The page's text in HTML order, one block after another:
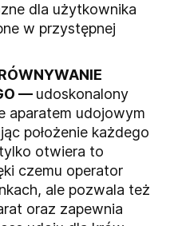
dla użytkownika
w przystępnej
— udoskonalony
aparatem udojowym
położenie każdego
otwiera to
czemu operator
ale pozwala też
oraz zapewnia